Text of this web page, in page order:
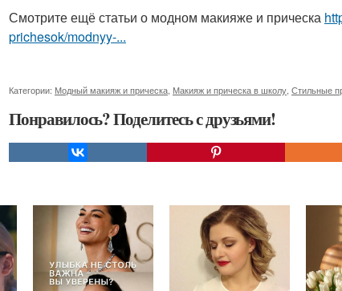
Смотрите ещё статьи о модном макияже и прическа
prichesok/modnyy-...
Категории: Модный макияж и прическа Макияж и прическа в школу Стильные
Понравилось? Поделитесь с друзьями!